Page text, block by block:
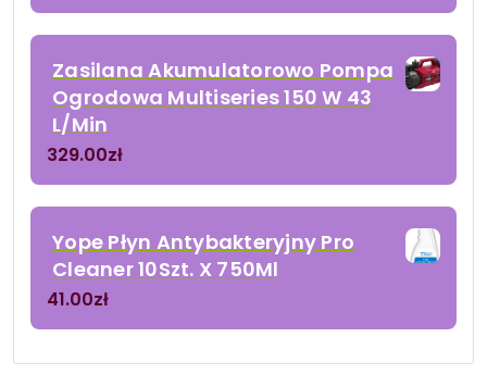
Zasilana Akumulatorowo Pompa
Ogrodowa Multiseries 150 W 43
L/Min
329.00zł
Yope Płyn Antybakteryjny Pro
Cleaner 10Szt. X 750Ml
41.00zł